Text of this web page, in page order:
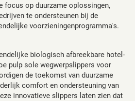
focus op duurzame oplossingen,
te ondersteunen bij de
voorzieningenprogramma's.
biologisch afbreekbare hotel-
pulp sole wegwerpslippers voor
de toekomst van duurzame
comfort en ondersteuning van
innovatieve slippers laten zien dat